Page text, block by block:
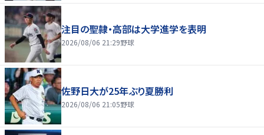
注目の聖隷・高部は大学進学を表明
2026/08/06 21:29野球
佐野日大が25年ぶり夏勝利
2026/08/06 21:05野球